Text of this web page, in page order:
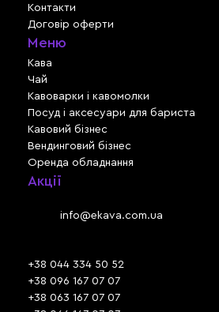
Контакти
Договір оферти
Меню
Кава
Чай
Кавоварки і кавомолки
Посуд і аксесуари для бариста
Кавовий бізнес
Вендинговий бізнес
Оренда обладнання
Акції
info@ekava.com.ua
+38 044 334 50 52
+38 096 167 07 07
+38 063 167 07 07